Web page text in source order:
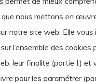
nous mettons en
notre site web. Elle vous
l’ensemble des cookies
leur finalité (partie I.) et
pour les paramétrer